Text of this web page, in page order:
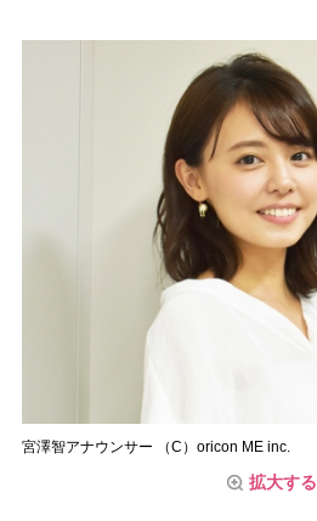
宮澤智アナウンサー （C）oricon ME inc.
拡大する